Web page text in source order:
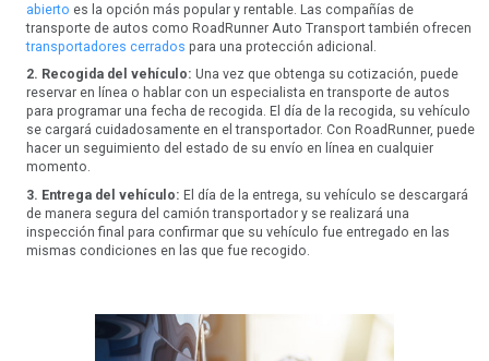
abierto es la opción más popular y rentable. Las compañías de
transporte de autos como RoadRunner Auto Transport también ofrecen
transportadores cerrados para una protección adicional.
2. Recogida del vehículo: Una vez que obtenga su cotización, puede
reservar en línea o hablar con un especialista en transporte de autos
para programar una fecha de recogida. El día de la recogida, su vehículo
se cargará cuidadosamente en el transportador. Con RoadRunner, puede
hacer un seguimiento del estado de su envío en línea en cualquier
momento.
3. Entrega del vehículo: El día de la entrega, su vehículo se descargará
de manera segura del camión transportador y se realizará una
inspección final para confirmar que su vehículo fue entregado en las
mismas condiciones en las que fue recogido.